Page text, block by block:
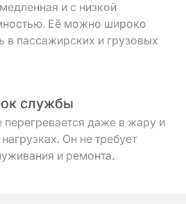
и с низкой
Её можно широко
в пассажирских и грузовых
службы
перегревается даже в жару и
Он не требует
и ремонта.